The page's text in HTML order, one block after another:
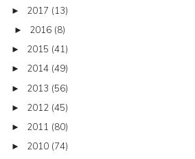
► 2017 (13)
► 2016 (8)
► 2015 (41)
► 2014 (49)
► 2013 (56)
► 2012 (45)
► 2011 (80)
► 2010 (74)